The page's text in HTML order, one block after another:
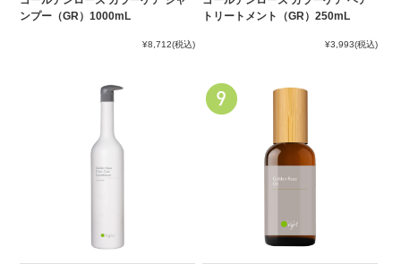
ンプー（GR）1000mL
¥8,712(税込)
トリートメント（GR）250mL
¥3,993(税込)